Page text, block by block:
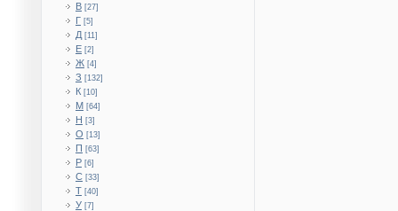
В [27]
Г [5]
Д [11]
Е [2]
Ж [4]
З [132]
К [10]
М [64]
Н [3]
О [13]
П [63]
Р [6]
С [33]
Т [40]
У [7]